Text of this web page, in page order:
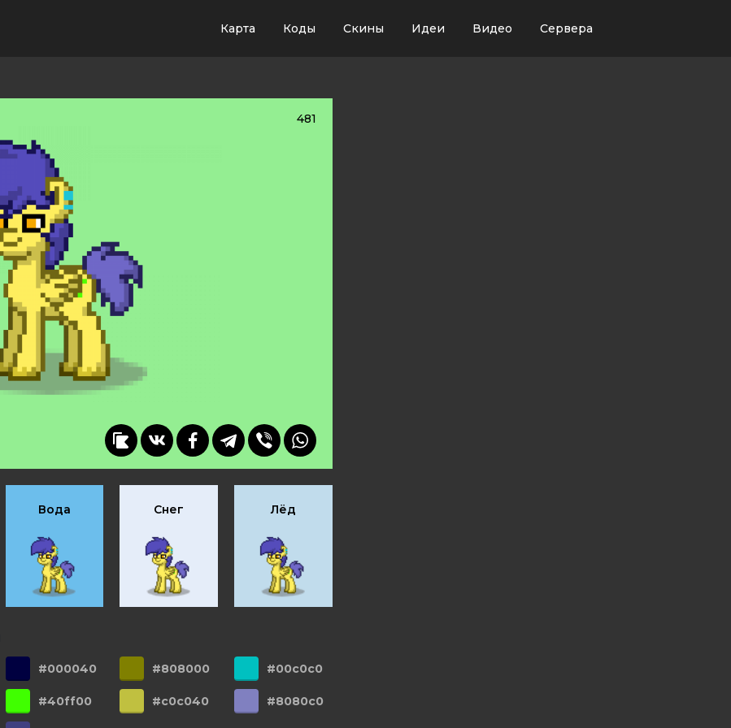
Карта Коды Скины Идеи Видео Сервера
481
Вода Снег Лёд
#000040 #808000 #00c0c0
#40ff00 #c0c040 #8080c0